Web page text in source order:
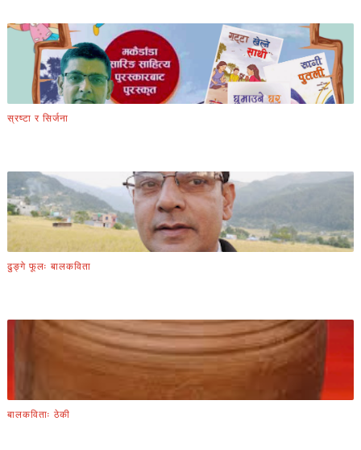
स्रष्टा र सिर्जना
ढुङ्गे फूलः बालकविता
बालकविताः ठेकी